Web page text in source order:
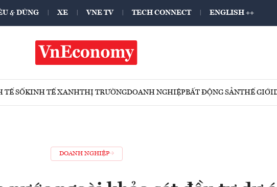
& DÙNG XE VNE TV TECH CONNECT ENGLISH ++
TẾ SỐKINH TẾ XANHTHỊ TRƯỜNGDOANH NGHIỆPBẤT ĐỘNG SẢNTHẾ GIỚI
DOANH NGHIỆP